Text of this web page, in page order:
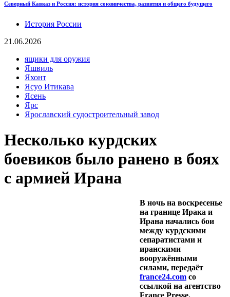
Северный Кавказ и Россия: история союзничества, развития и общего будущего
История России
21.06.2026
ящики для оружия
Яшвиль
Яхонт
Ясуо Итикава
Ясень
Ярс
Ярославский судостроительный завод
Несколько курдских
боевиков было ранено в боях
с армией Ирана
В ночь на воскресенье
на границе Ирака и
Ирана начались бои
между курдскими
сепаратистами и
иранскими
вооружёнными
силами, передаёт
france24.com со
ссылкой на агентство